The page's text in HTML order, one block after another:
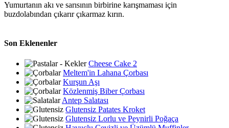
Yumurtanın akı ve sarısının birbirine karışmaması için
buzdolabından çıkarır çıkarmaz kırın.
Son Eklenenler
Cheese Cake 2
Meltem'in Lahana Çorbası
Kurşun Aşı
Közlenmiş Biber Çorbası
Antep Salatası
Glutensiz Patates Kroket
Glutensiz Lorlu ve Peynirli Poğaça